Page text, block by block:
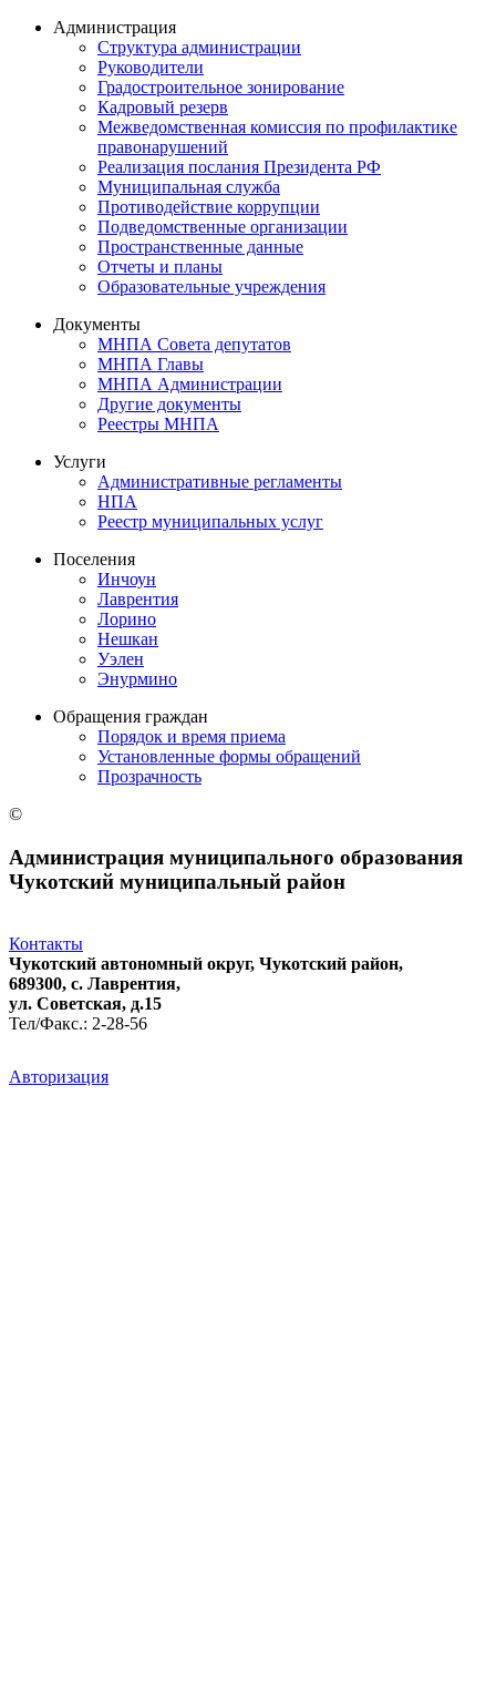
Администрация
Структура администрации
Руководители
Градостроительное зонирование
Кадровый резерв
Межведомственная комиссия по профилактике
правонарушений
Реализация послания Президента РФ
Муниципальная служба
Противодействие коррупции
Подведомственные организации
Пространственные данные
Отчеты и планы
Образовательные учреждения
Документы
МНПА Совета депутатов
МНПА Главы
МНПА Администрации
Другие документы
Реестры МНПА
Услуги
Административные регламенты
НПА
Реестр муниципальных услуг
Поселения
Инчоун
Лаврентия
Лорино
Нешкан
Уэлен
Энурмино
Обращения граждан
Порядок и время приема
Установленные формы обращений
Прозрачность
©
Администрация муниципального образования
Чукотский муниципальный район
Контакты
Чукотский автономный округ, Чукотский район,
689300, с. Лаврентия,
ул. Советская, д.15
Тел/Факс.: 2-28-56
Авторизация